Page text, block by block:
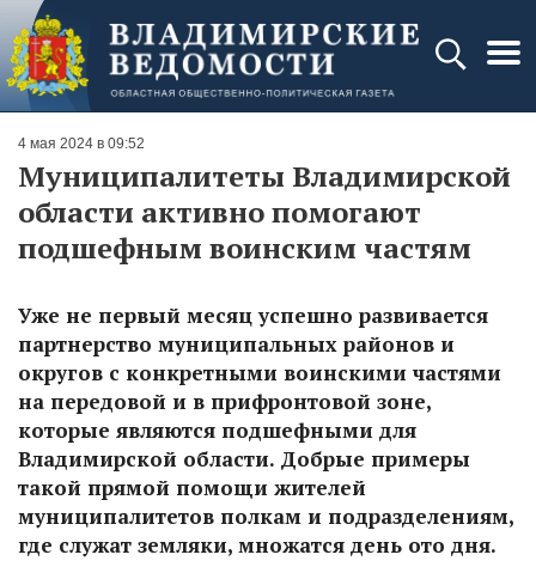
4 мая 2024 в 09:52
Муниципалитеты Владимирской
области активно помогают
подшефным воинским частям
Уже не первый месяц успешно развивается
партнерство муниципальных районов и
округов с конкретными воинскими частями
на передовой и в прифронтовой зоне,
которые являются подшефными для
Владимирской области. Добрые примеры
такой прямой помощи жителей
муниципалитетов полкам и подразделениям,
где служат земляки, множатся день ото дня.